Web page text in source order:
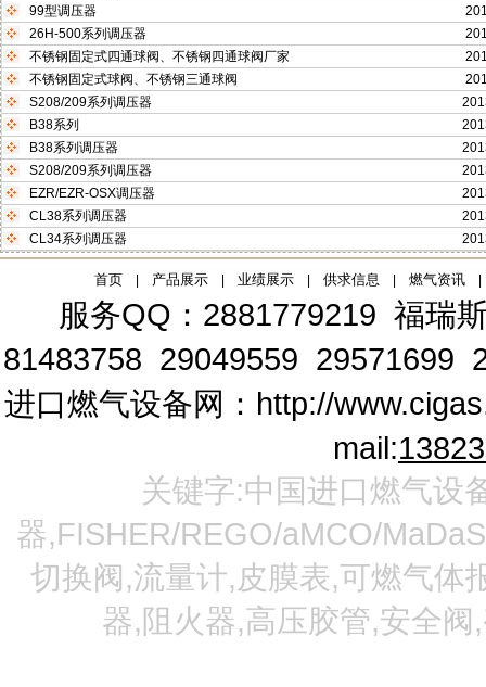
99型调压器
26H-500系列调压器
不锈钢固定式四通球阀、不锈钢四通球阀厂家
不锈钢固定式球阀、不锈钢三通球阀
S208/209系列调压器
B38系列
B38系列调压器
S208/209系列调压器
EZR/EZR-OSX调压器
CL38系列调压器
CL34系列调压器
首页 产品展示 业绩展示 供求信息 燃气资讯
服务QQ：2881779219 福瑞
81483758 29049559 29571699
进口燃气设备网： http://
mail:
关键字:中国进口燃气设
器,FISHER/REGO/aMCO/
切换阀,流量计,皮膜表,可燃气体
器,阻火器,高压胶管,安全